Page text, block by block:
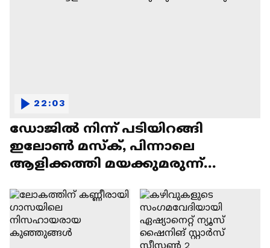
ഡോജിൽ നിന്ന് പടിയിറങ്ങി
ഇലോൺ മസ്ക്, പിന്നാലെ
ആളിക്കത്തി മയക്കുമരുന്ന്
22:03